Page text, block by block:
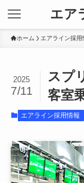
エア
ホーム エアライン採用
スプ
客室
2025
7/11
エアライン採用情報